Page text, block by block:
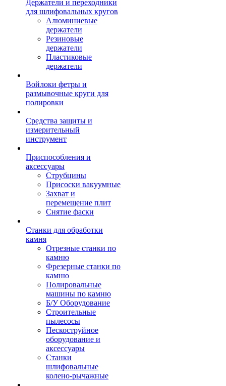
Держатели и переходники
для шлифовальных кругов
Алюминиевые
держатели
Резиновые
держатели
Пластиковые
держатели
Войлоки фетры и
размывочные круги для
полировки
Средства защиты и
измерительный
инструмент
Приспособления и
аксессуары
Струбцины
Присоски вакуумные
Захват и
перемещение плит
Снятие фаски
Станки для обработки
камня
Отрезные станки по
камню
Фрезерные станки по
камню
Полировальные
машины по камню
Б/У Оборудование
Строительные
пылесосы
Пескоструйное
оборудование и
аксессуары
Станки
шлифовальные
колено-рычажные